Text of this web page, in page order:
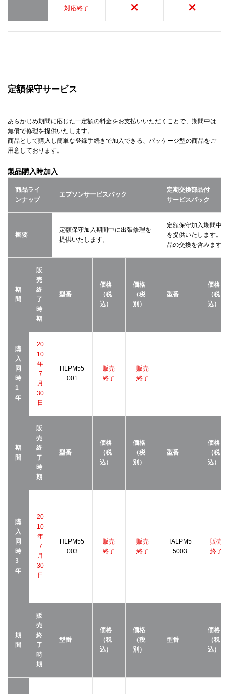
対応終了
定額保守サービス
あらかじめ期間に応じた一定額の料金をお支払いいただくことで、期間中は
無償で修理を提供いたします。
商品として購入し簡単な登録手続きで加入できる、パッケージ型の商品をご
用意しております。
製品購入時加入
商品ライ
ンナップ
エプソンサービスパック
定期交換部品付
サービスパック
概要
定額保守加入期間中に出張修理を
提供いたします。
定額保守加入期間中
を提供いたします。
品の交換を含みます。
期
間
販
売
終
了
時
期
型番
価格
（税
込）
価格
（税
別）
型番
価格
（税
込）
購
入
同
時
1
年
20
10
年
7
月
30
日
HLPM55
001
販売
終了
販売
終了
期
間
販
売
終
了
時
期
型番
価格
（税
込）
価格
（税
別）
型番
価格
（税
込）
購
入
同
時
3
年
20
10
年
7
月
30
日
HLPM55
003
販売
終了
販売
終了
TALPM5
5003
販売
終了
期
間
販
売
終
了
時
期
型番
価格
（税
込）
価格
（税
別）
型番
価格
（税
込）